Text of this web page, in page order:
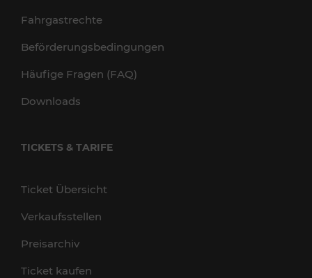
Fahrgastrechte
Beförderungsbedingungen
Häufige Fragen (FAQ)
Downloads
TICKETS & TARIFE
Ticket Übersicht
Verkaufsstellen
Preisarchiv
Ticket kaufen